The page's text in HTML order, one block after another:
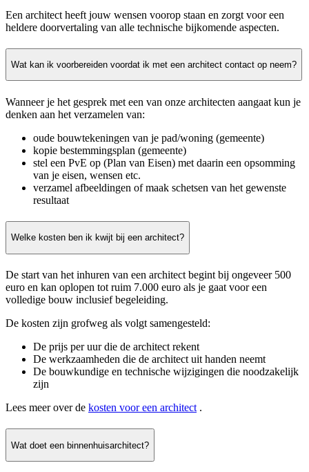
Een architect heeft jouw wensen voorop staan en zorgt voor een
heldere doorvertaling van alle technische bijkomende aspecten.
Wat kan ik voorbereiden voordat ik met een architect contact op neem?
Wanneer je het gesprek met een van onze architecten aangaat kun je
denken aan het verzamelen van:
oude bouwtekeningen van je pad/woning (gemeente)
kopie bestemmingsplan (gemeente)
stel een PvE op (Plan van Eisen) met daarin een opsomming
van je eisen, wensen etc.
verzamel afbeeldingen of maak schetsen van het gewenste
resultaat
Welke kosten ben ik kwijt bij een architect?
De start van het inhuren van een architect begint bij ongeveer 500
euro en kan oplopen tot ruim 7.000 euro als je gaat voor een
volledige bouw inclusief begeleiding.
De kosten zijn grofweg als volgt samengesteld:
De prijs per uur die de architect rekent
De werkzaamheden die de architect uit handen neemt
De bouwkundige en technische wijzigingen die noodzakelijk
zijn
Lees meer over de kosten voor een architect .
Wat doet een binnenhuisarchitect?